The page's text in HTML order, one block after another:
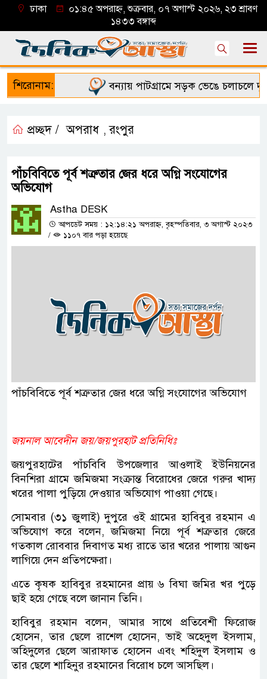
ঢাকা
০১:৪৫ অপরাহ্ন, শুক্রবার, ০৭ অগাস্ট ২০২৬, ২৩ শ্রাবণ
১৪৩৩ বঙ্গাব্দ
শিরোনাম: বন্যায় পাটগ্রামে সড়ক ভেঙে চলাচলে
প্রচ্ছদ / অপরাধ ,রংপুর
পাঁচবিবিতে পূর্ব শত্রুতার জের ধরে অগ্নি সংযোগের
অভিযোগ
Astha DESK
আপডেট সময় : ১২:১৪:২১ অপরাহ্ন, বৃহস্পতিবার, ৩ অগাস্ট ২০২৩
/
১১০৭ বার পড়া হয়েছে
পাঁচবিবিতে পূর্ব শত্রুতার জের ধরে অগ্নি সংযোগের অভিযোগ
জয়নাল আবেদীন জয়/জয়পুরহাট প্রতিনিধিঃ
জয়পুরহাটের পাঁচবিবি উপজেলার আওলাই ইউনিয়নের
বিনশিরা গ্রামে জমিজমা সংক্রান্ত বিরোধের জেরে গরুর খাদ্য
খরের পালা পুড়িয়ে দেওয়ার অভিযোগ পাওয়া গেছে।
সোমবার (৩১ জুলাই) দুপুরে ওই গ্রামের হাবিবুর রহমান এ
অভিযোগ করে বলেন, জমিজমা নিয়ে পূর্ব শত্রুতার জেরে
গতকাল রোববার দিবাগত মধ্য রাতে তার খরের পালায় আগুন
লাগিয়ে দেন প্রতিপক্ষেরা।
এতে কৃষক হাবিবুর রহমানের প্রায় ৬ বিঘা জমির খর পুড়ে
ছাই হয়ে গেছে বলে জানান তিনি।
হাবিবুর রহমান বলেন, আমার সাথে প্রতিবেশী ফিরোজ
হোসেন, তার ছেলে রাশেল হোসেন, ভাই অহেদুল ইসলাম,
অহিদুলের ছেলে আরাফাত হোসেন এবং শহিদুল ইসলাম ও
তার ছেলে শাহিনুর রহমানের বিরোধ চলে আসছিল।